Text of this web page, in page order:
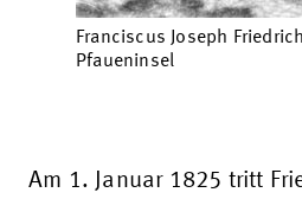
Franciscus Joseph
Pfaueninsel
Am 1. Januar 1825 tritt